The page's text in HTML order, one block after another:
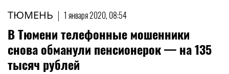
ТЮМЕНЬ | 1 января 2020, 08:54
В Тюмени телефонные мошенники
снова обманули пенсионерок — на 135
тысяч рублей